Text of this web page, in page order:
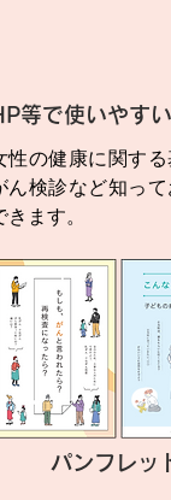
等で使いやす
性の健康に関する
ん検診など知っ
きます。
パンフレッ